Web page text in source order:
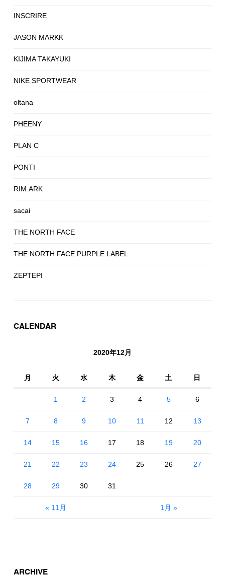
INSCRIRE
JASON MARKK
KIJIMA TAKAYUKI
NIKE SPORTWEAR
oltana
PHEENY
PLAN C
PONTI
RIM.ARK
sacai
THE NORTH FACE
THE NORTH FACE PURPLE LABEL
ZEPTEPI
CALENDAR
2020年12月
月 火 水 木 金 土 日
« 11月 1月 »
1 2 3 4 5 6
7 8 9 10 11 12 13
14 15 16 17 18 19 20
21 22 23 24 25 26 27
28 29 30 31
ARCHIVE